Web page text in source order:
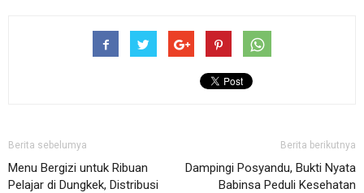
Berita sebelumya
Menu Bergizi untuk Ribuan
Pelajar di Dungkek, Distribusi
Berita berikutnya
Dampingi Posyandu, Bukti Nyata
Babinsa Peduli Kesehatan